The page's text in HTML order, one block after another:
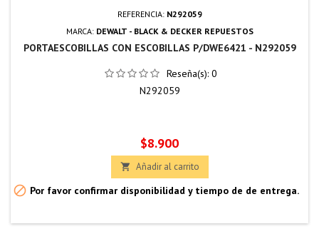
REFERENCIA: N292059
MARCA: DEWALT - BLACK & DECKER REPUESTOS
PORTAESCOBILLAS CON ESCOBILLAS P/DWE6421 - N292059
Reseña(s): 0
N292059
Precio
$8.900
 Añadir al carrito
 Por favor confirmar disponibilidad y tiempo de de entrega.